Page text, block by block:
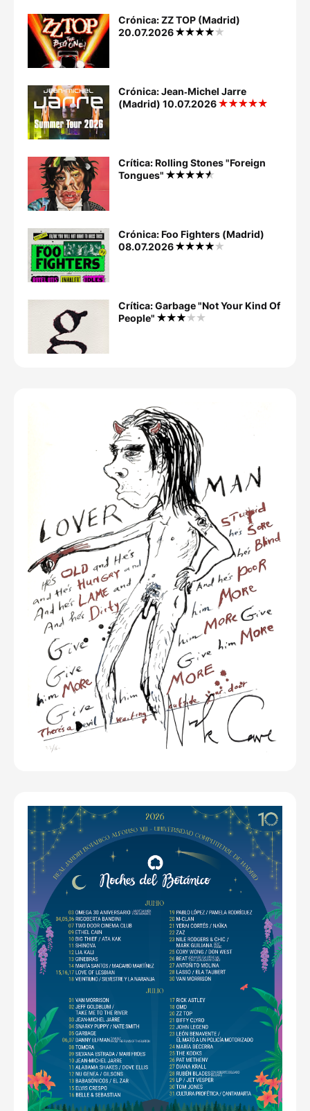
Crónica: ZZ TOP (Madrid)
20.07.2026
Crónica: Jean‐Michel Jarre
(Madrid) 10.07.2026
Crítica: Rolling Stones "Foreign
Tongues"
Crónica: Foo Fighters (Madrid)
08.07.2026
Crítica: Garbage "Not Your Kind Of
People"